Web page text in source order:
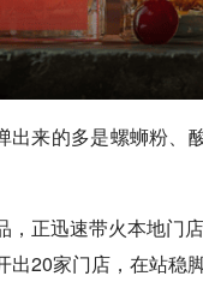
出来的多是螺蛳粉
正迅速带火本地门
20家门店，在站稳